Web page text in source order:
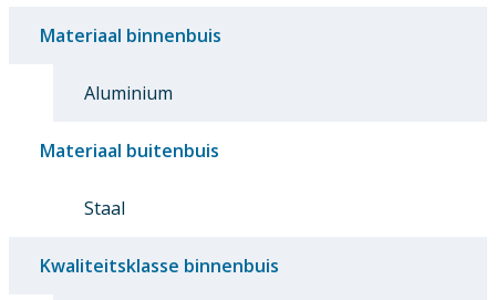
Materiaal binnenbuis
Aluminium
Materiaal buitenbuis
Staal
Kwaliteitsklasse binnenbuis